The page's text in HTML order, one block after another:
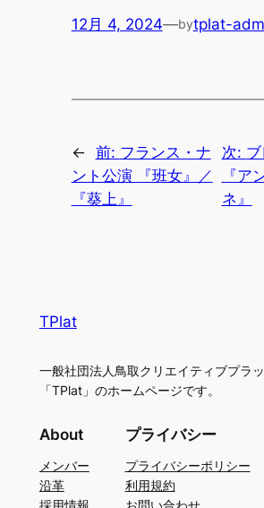
12月 4, 2024—bytplat-
← 前: フランス・ナ
ント公演 『班女』／
『葵上』
次:
『ア
ネ』
TPlat
一般社団法人鳥取クリエイティブプラ
「TPlat」のホームページです。
About
メンバー
沿革
プライバシー
プライバシーポリシー
利用規約